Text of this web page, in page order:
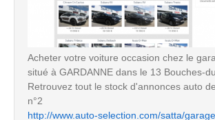
Acheter votre voiture occasion chez le
situé à GARDANNE dans le 13 Bouches-
Retrouvez tout le stock d'annonces auto
n°2
http://www.auto-selection.com/satta/